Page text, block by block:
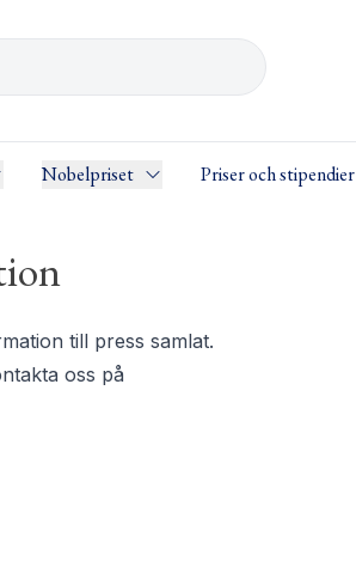
Nobelpriset Priser och stipendier
till press samlat.
oss på